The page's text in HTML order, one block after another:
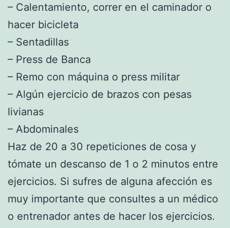
– Calentamiento, correr en el caminador o
hacer bicicleta
– Sentadillas
– Press de Banca
– Remo con máquina o press militar
– Algún ejercicio de brazos con pesas
livianas
– Abdominales
Haz de 20 a 30 repeticiones de cosa y
tómate un descanso de 1 o 2 minutos entre
ejercicios. Si sufres de alguna afección es
muy importante que consultes a un médico
o entrenador antes de hacer los ejercicios.